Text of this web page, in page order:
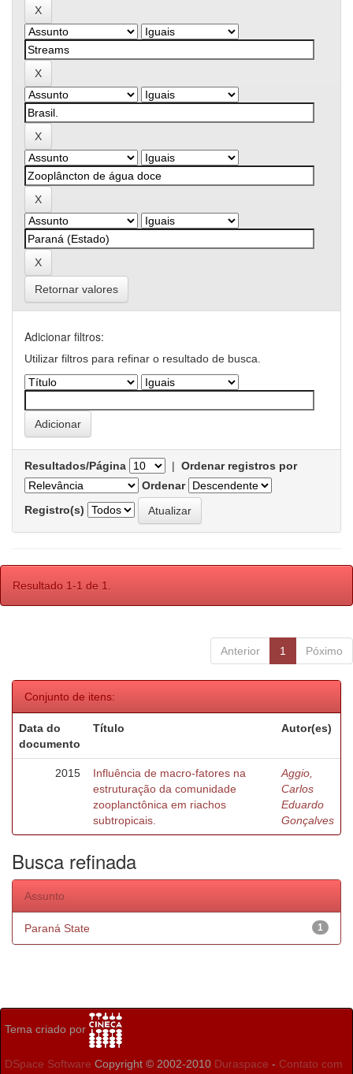
Retornar valores
Adicionar filtros:
Utilizar filtros para refinar o resultado de busca.
Resultados/Página | Ordenar registros por
Ordenar
Registro(s)
Resultado 1-1 de 1.
Anterior 1 Póximo
Conjunto de itens:
Data do
documento
Título Autor(es)
2015
Influência de macro-fatores na
estruturação da comunidade
zooplanctônica em riachos
subtropicais.
Aggio,
Carlos
Eduardo
Gonçalves
Busca refinada
Assunto
1
Paraná State
Tema criado por
DSpace Software Copyright © 2002-2010 Duraspace - Contato com